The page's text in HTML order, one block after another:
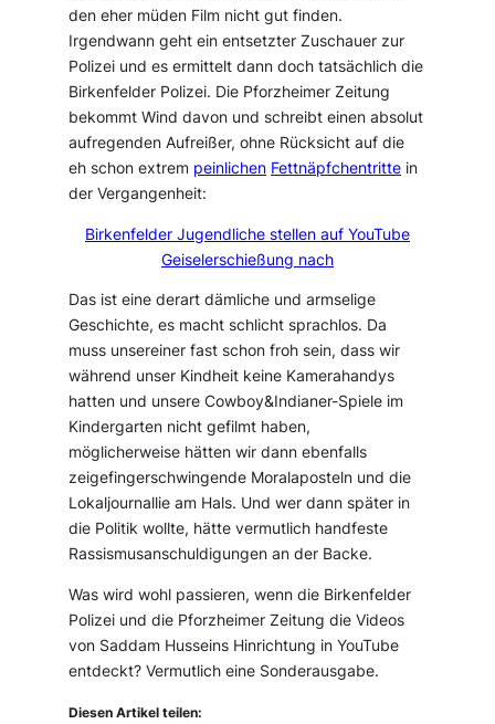
den eher müden Film nicht gut finden.
Irgendwann geht ein entsetzter Zuschauer zur
Polizei und es ermittelt dann doch tatsächlich die
Birkenfelder Polizei. Die Pforzheimer Zeitung
bekommt Wind davon und schreibt einen absolut
aufregenden Aufreißer, ohne Rücksicht auf die
eh schon extrem peinlichen Fettnäpfchentritte in
der Vergangenheit:
Birkenfelder Jugendliche stellen auf YouTube
Geiselerschießung nach
Das ist eine derart dämliche und armselige
Geschichte, es macht schlicht sprachlos. Da
muss unsereiner fast schon froh sein, dass wir
während unser Kindheit keine Kamerahandys
hatten und unsere Cowboy&Indianer-Spiele im
Kindergarten nicht gefilmt haben,
möglicherweise hätten wir dann ebenfalls
zeigefingerschwingende Moralaposteln und die
Lokaljournallie am Hals. Und wer dann später in
die Politik wollte, hätte vermutlich handfeste
Rassismusanschuldigungen an der Backe.
Was wird wohl passieren, wenn die Birkenfelder
Polizei und die Pforzheimer Zeitung die Videos
von Saddam Husseins Hinrichtung in YouTube
entdeckt? Vermutlich eine Sonderausgabe.
Diesen Artikel teilen: